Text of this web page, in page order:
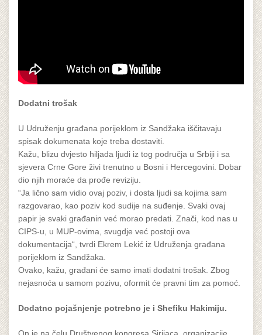
Dodatni trošak
U Udruženju građana porijeklom iz Sandžaka iščitavaju
spisak dokumenata koje treba dostaviti.
Kažu, blizu dvjesto hiljada ljudi iz tog područja u Srbiji i sa
sjevera Crne Gore živi trenutno u Bosni i Hercegovini. Dobar
dio njih moraće da prođe reviziju.
“Ja lično sam vidio ovaj poziv, i dosta ljudi sa kojima sam
razgovarao, kao poziv kod sudije na suđenje. Svaki ovaj
papir je svaki građanin već morao predati. Znači, kod nas u
CIPS-u, u MUP-ovima, svugdje već postoji ova
dokumentacija“, tvrdi Ekrem Lekić iz Udruženja građana
porijeklom iz Sandžaka.
Ovako, kažu, građani će samo imati dodatni trošak. Zbog
nejasnoća u samom pozivu, oformit će pravni tim za pomoć.
Dodatno pojašnjenje potrebno je i Shefiku Hakimiju.